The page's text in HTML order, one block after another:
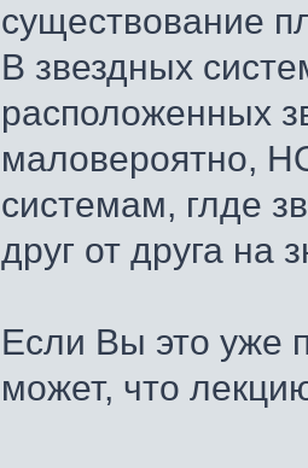
существование
В звездных
расположенных
маловероятно,
системам, глде
друг от друга на
Если Вы это уже
может, что